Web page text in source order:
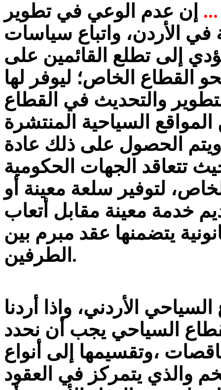
إن عدم الوعي في تطوير
في الأردن، واتباع سياسات
إلى تطلع القائمين على
القطاع الخاص؛ ليوفر لها
والتحديث في القطاع
السياحية المنتشرة
الحصول على ذلك عادة
تتعاقد الجهات الحكومية
لتوفير سلعة معينة أو
خدمة معينة مقابل أتعاب
يتضمنها عقد مبرم بين
الطرفين.
الأردني، واذا أردنا
السياحي يجب أن نحدد
،وتقسيمها إلى أنواع
والذي يتمركز في العقود